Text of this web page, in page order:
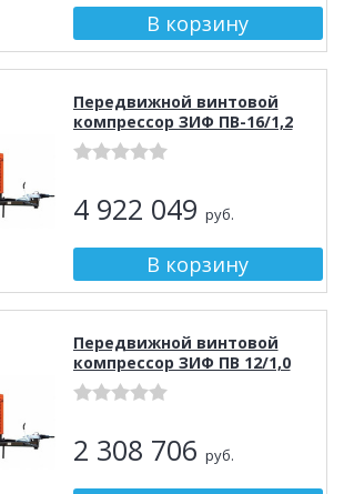
Передвижной винтовой
компрессор ЗИФ ПВ-16/1,2
4 922 049 руб.
Передвижной винтовой
компрессор ЗИФ ПВ 12/1,0
2 308 706 руб.